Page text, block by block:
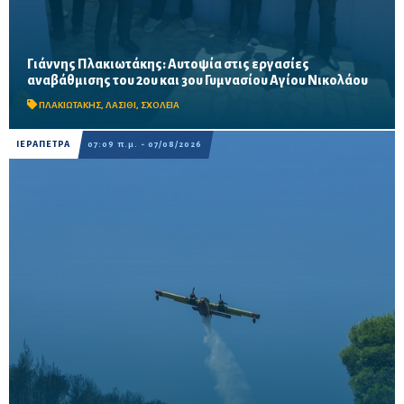
Γιάννης Πλακιωτάκης: Αυτοψία στις εργασίες
αναβάθμισης του 2ου και 3ου Γυμνασίου Αγίου Νικολάου
ΠΛΑΚΙΩΤΑΚΗΣ, ΛΑΣΙΘΙ, ΣΧΟΛΕΙΑ
Οι παρεμβάσεις του προγράμματος «Μαριέττα Γιαννάκου»
αναμένεται να ολοκληρωθούν πριν από τη νέα σχολική χρονιά –
Προβλέπονται ανακαινίσεις αιθουσών, αύλειων και...
ΙΕΡΑΠΕΤΡΑ 07:09 π.μ. - 07/08/2026